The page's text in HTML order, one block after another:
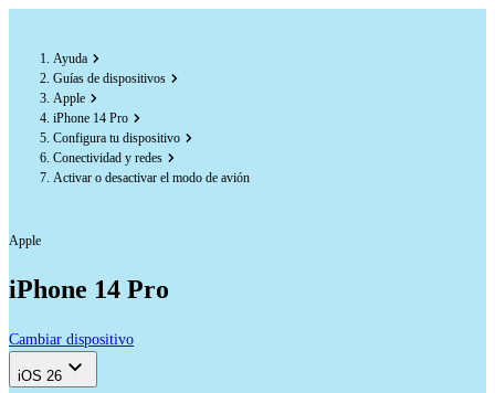
Ayuda
Guías de dispositivos
Apple
iPhone 14 Pro
Configura tu dispositivo
Conectividad y redes
Activar o desactivar el modo de avión
Apple
iPhone 14 Pro
Cambiar dispositivo
iOS 26